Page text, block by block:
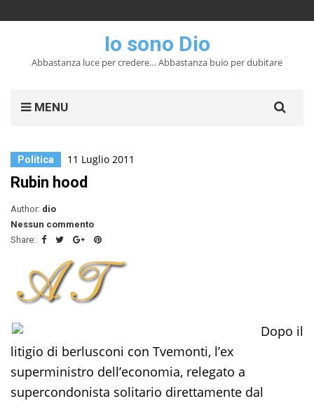
Io sono Dio
Abbastanza luce per credere… Abbastanza buio per dubitare
MENU
for:
Politica 11 Luglio 2011
Rubin hood
Author: dio
Nessun commento
Share:
Dopo il
litigio di berlusconi con Tvemonti, l’ex
superministro dell’economia, relegato a
supercondonista solitario direttamente dal